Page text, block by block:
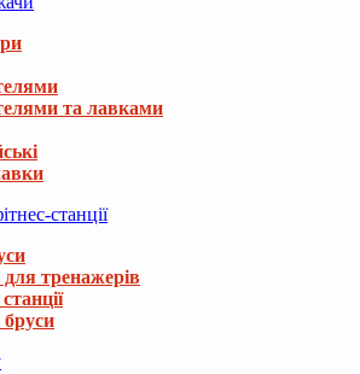
та лавками
станції
тренажерів
бруси